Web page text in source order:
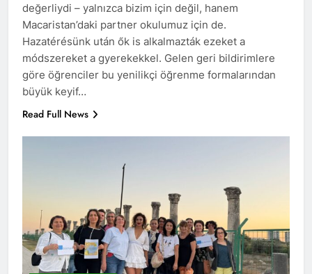
değerliydi – yalnızca bizim için değil, hanem
Macaristan’daki partner okulumuz için de.
Hazatérésünk után ők is alkalmazták ezeket a
módszereket a gyerekekkel. Gelen geri bildirimlere
göre öğrenciler bu yenilikçi öğrenme formalarından
büyük keyif…
Read Full News